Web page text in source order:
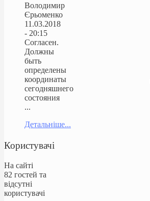
Володимир
Єрьоменко
11.03.2018
- 20:15
Согласен.
Должны
быть
определены
координаты
сегодняшнего
состояния
...
Детальніше...
Користувачі
На сайті
82 гостей та
відсутні
користувачі